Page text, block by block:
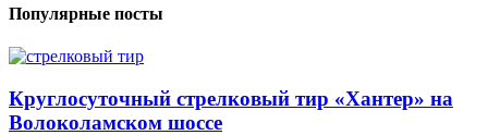
Популярные посты
Круглосуточный стрелковый тир «Хантер» на
Волоколамском шоссе